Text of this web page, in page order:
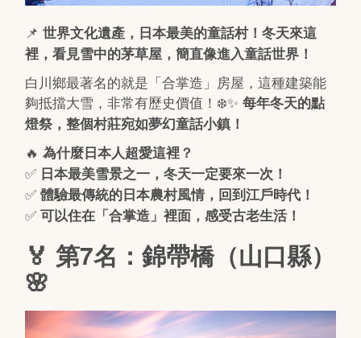
📌世界文化遺產，日本最美的童話村！冬天來這
裡，看見雪中的茅草屋，簡直像進入童話世界！
白川鄉最著名的就是「合掌造」房屋，這種建築能
夠抵擋大雪，非常有歷史價值！❄️✨每年冬天的點
燈祭，整個村莊宛如夢幻童話小鎮！
🔥為什麼日本人超愛這裡？
✅ 日本最美雪景之一，冬天一定要來一次！
✅體驗最傳統的日本農村風情，回到江戶時代！
✅可以住在「合掌造」裡面，感受古老生活！
🏅 第7名：錦帶橋（山口縣）
🌸